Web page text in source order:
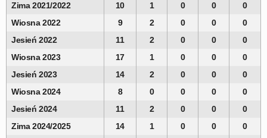
Zima 2021/2022
10 1 0 0
0
Wiosna 2022
9 2 0 0
0
Jesień 2022
11 2 0 0
0
Wiosna 2023
17 1 0 0
0
Jesień 2023
14 2 0 0
0
Wiosna 2024
8 0 0 0
0
Jesień 2024
11 2 0 0
0
Zima 2024/2025
14 1 0 0
0